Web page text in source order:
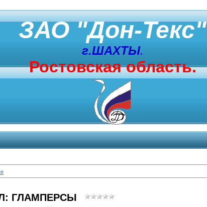
ЗАО "Дон-Текс"
г.ШАХТЫ.
Ростовская область.
ГЛАМПЕРСЫ